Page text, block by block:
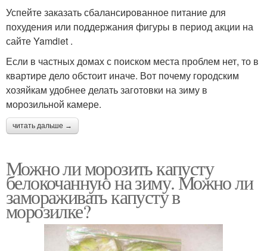
Успейте заказать сбалансированное питание для
похудения или поддержания фигуры в период акции на
сайте Yamdiet .
Если в частных домах с поиском места проблем нет, то в
квартире дело обстоит иначе. Вот почему городским
хозяйкам удобнее делать заготовки на зиму в
морозильной камере.
читать дальше →
Можно ли морозить капусту
белокочанную на зиму. Можно ли
замораживать капусту в
морозилке?